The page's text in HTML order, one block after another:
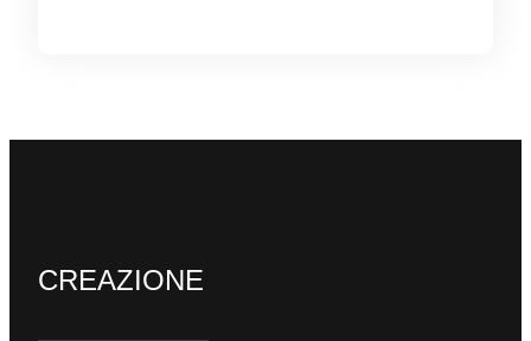
CREAZIONE